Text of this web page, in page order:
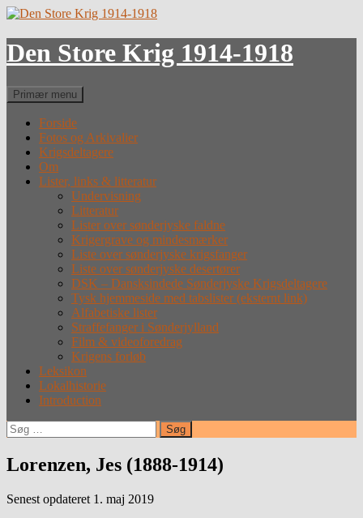
Hop
indhold
Den Store Krig 1914-1918
Søg
Primær menu
Forside
Fotos og Arkivalier
Krigsdeltagere
Om
Lister, links & litteratur
Undervisning
Litteratur
Lister over sønderjyske faldne
Krigergrave og mindesmærker
Liste over sønderjyske krigsfanger
Liste over sønderjyske desertører
DSK – Dansksindede Sønderjyske Krigsdeltagere
Tysk hjemmeside med tabslister (eksternt link)
Alfabetiske lister
Straffefanger i Sønderjylland
Film & videoforedrag
Krigens forløb
Leksikon
Lokalhistorie
Introduction
Søg
efter:
Lorenzen, Jes (1888-1914)
Senest opdateret 1. maj 2019